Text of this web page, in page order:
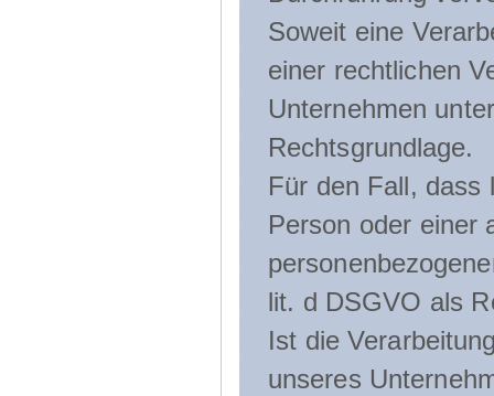
Soweit eine
einer rechtlichen
Unternehmen
Rechtsgrundlage.
Für den Fall, dass
Person oder einer
lit. d DSGVO als
Ist die
unseres